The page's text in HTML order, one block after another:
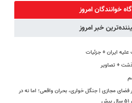
بگیر45%تخفیف
خرید با تخفیف
خوانندگان امروز
خبر امروز
ایران + جزئیات
+ تصاویر
مجازی | جنگل‌ خواری، بحران واقعی؛ اما نه در